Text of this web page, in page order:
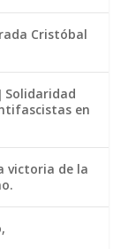
Cristóbal
en
victoria de la